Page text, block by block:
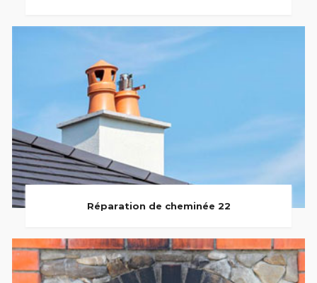
Réparation de cheminée 22